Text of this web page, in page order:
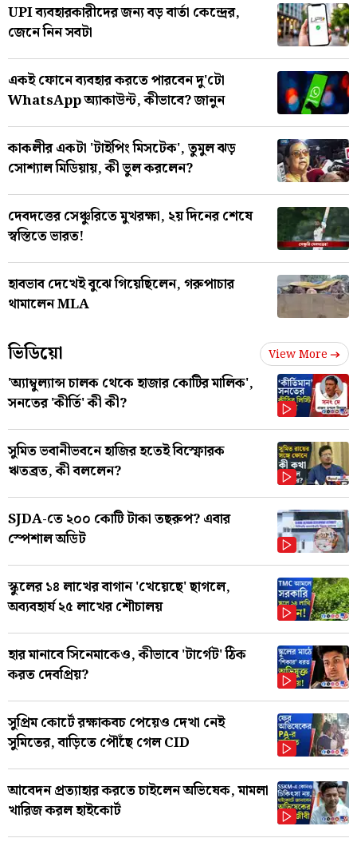
UPI ব্যবহারকারীদের জন্য বড় বার্তা কেন্দ্রের,
জেনে নিন সবটা
একই ফোনে ব্যবহার করতে পারবেন দু'টো
WhatsApp অ্যাকাউন্ট, কীভাবে? জানুন
কাকলীর একটা 'টাইপিং মিসটেক', তুমুল ঝড়
সোশ্যাল মিডিয়ায়, কী ভুল করলেন?
দেবদত্তের সেঞ্চুরিতে মুখরক্ষা, ২য় দিনের শেষে
স্বস্তিতে ভারত!
হাবভাব দেখেই বুঝে গিয়েছিলেন, গরুপাচার
থামালেন MLA
ভিডিয়ো View More
'অ্যাম্বুল্যান্স চালক থেকে হাজার কোটির মালিক',
সনতের 'কীর্তি' কী কী?
সুমিত ভবানীভবনে হাজির হতেই বিস্ফোরক
ঋতব্রত, কী বললেন?
SJDA-তে ২০০ কোটি টাকা তছরুপ? এবার
স্পেশাল অডিট
স্কুলের ১৪ লাখের বাগান 'খেয়েছে' ছাগলে,
অব্যবহার্য ২৫ লাখের শৌচালয়
হার মানাবে সিনেমাকেও, কীভাবে 'টার্গেট' ঠিক
করত দেবপ্রিয়?
সুপ্রিম কোর্টে রক্ষাকবচ পেয়েও দেখা নেই
সুমিতের, বাড়িতে পৌঁছে গেল CID
আবেদন প্রত্যাহার করতে চাইলেন অভিষেক, মামলা
খারিজ করল হাইকোর্ট